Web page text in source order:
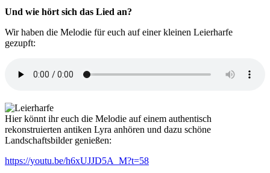
Und wie hört sich das Lied an?
Wir haben die Melodie für euch auf einer kleinen Leierharfe
gezupft:
Hier könnt ihr euch die Melodie auf einem authentisch
rekonstruierten antiken Lyra anhören und dazu schöne
Landschaftsbilder genießen:
https://youtu.be/h6xUJJD5A_M?t=58